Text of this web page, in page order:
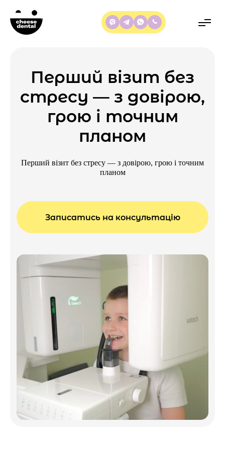
Перший візит без
стресу — з довірою,
грою і точним
планом
Перший візит без стресу — з довірою, грою і точним
планом
Записатись на консультацію